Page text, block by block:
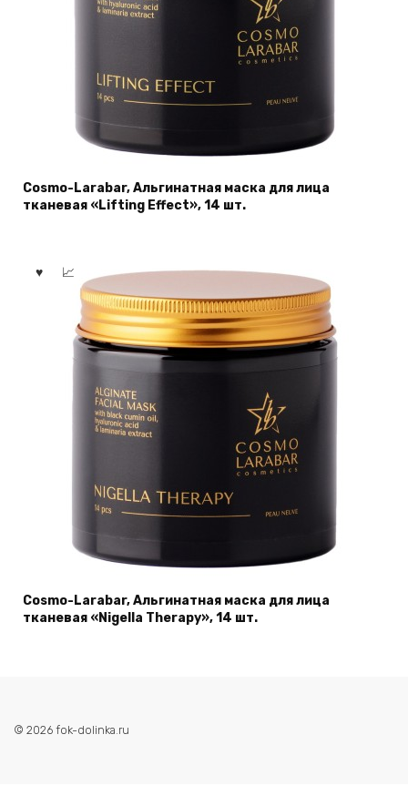
Cosmo-Larabar, Альгинатная мaска для лица
тканевая «Lifting Effect», 14 шт.
Cosmo-Larabar, Альгинатная мaска для лица
тканевая «Nigella Therapy», 14 шт.
© 2026 fok-dolinka.ru